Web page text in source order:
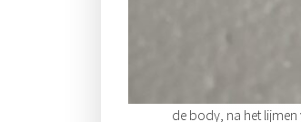
de body, na het